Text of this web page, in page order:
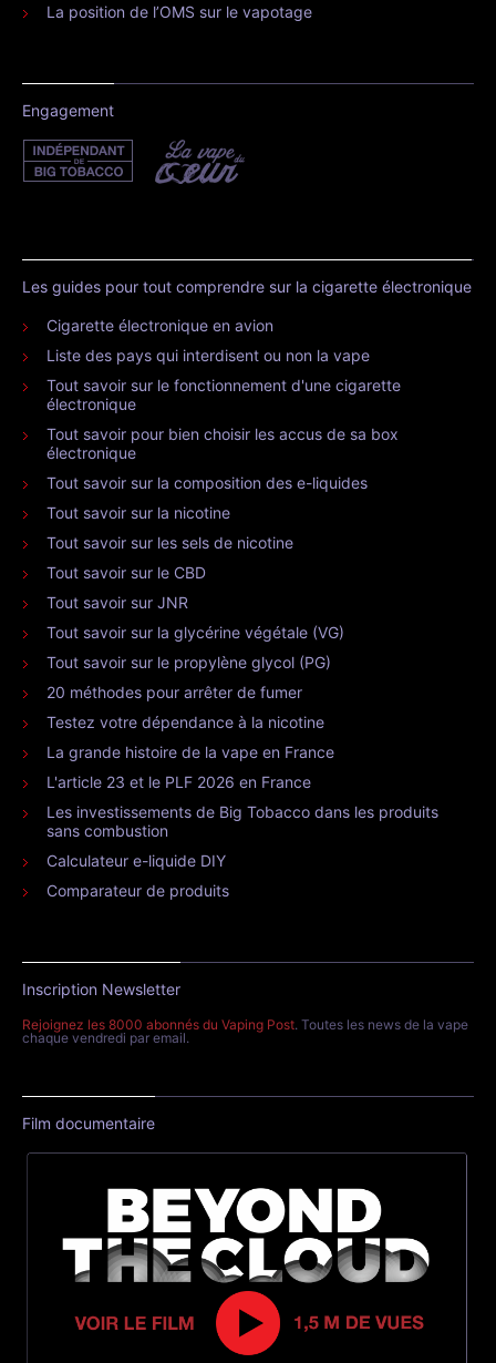
La position de l’OMS sur le vapotage
Engagement
Les guides pour tout comprendre sur la cigarette électronique
Cigarette électronique en avion
Liste des pays qui interdisent ou non la vape
Tout savoir sur le fonctionnement d'une cigarette
électronique
Tout savoir pour bien choisir les accus de sa box
électronique
Tout savoir sur la composition des e-liquides
Tout savoir sur la nicotine
Tout savoir sur les sels de nicotine
Tout savoir sur le CBD
Tout savoir sur JNR
Tout savoir sur la glycérine végétale (VG)
Tout savoir sur le propylène glycol (PG)
20 méthodes pour arrêter de fumer
Testez votre dépendance à la nicotine
La grande histoire de la vape en France
L'article 23 et le PLF 2026 en France
Les investissements de Big Tobacco dans les produits
sans combustion
Calculateur e-liquide DIY
Comparateur de produits
Inscription Newsletter
Rejoignez les 8000 abonnés du Vaping Post. Toutes les news de la vape
chaque vendredi par email.
Film documentaire